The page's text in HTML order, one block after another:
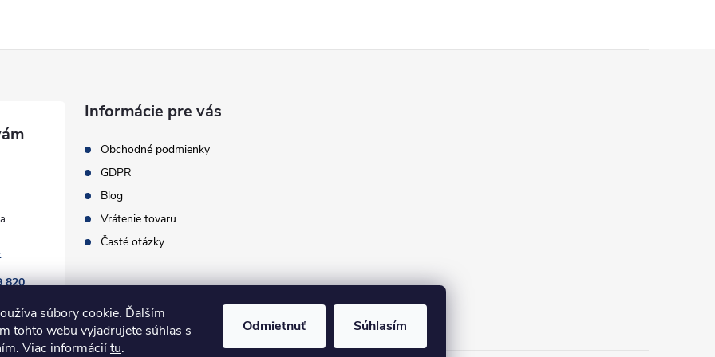
súbory cookie. Ďalším
tohto webu vyjadrujete súhlas s
Viac informáciítu.
Odmietnuť Súhlasím
820
Informácie pre vás
Obchodné podmienky
GDPR
Blog
Vrátenie tovaru
Časté otázky